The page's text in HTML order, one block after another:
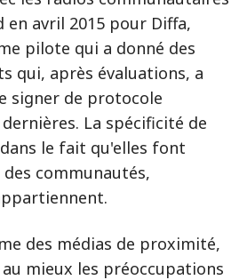
en avril 2015 pour Diffa,
pilote qui a donné des
qui, après évaluations, a
signer de protocole
La spécificité de
le fait qu'elles font
communautés,
des médias de proximité,
mieux les préoccupations